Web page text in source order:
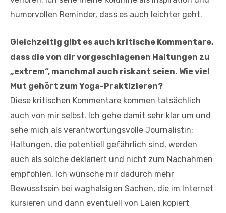
humorvollen Reminder, dass es auch leichter geht.
Gleichzeitig gibt es auch kritische Kommentare,
dass die von dir vorgeschlagenen Haltungen zu
„extrem“, manchmal auch riskant seien. Wie viel
Mut gehört zum Yoga-Praktizieren?
Diese kritischen Kommentare kommen tatsächlich
auch von mir selbst. Ich gehe damit sehr klar um und
sehe mich als verantwortungsvolle Journalistin:
Haltungen, die potentiell gefährlich sind, werden
auch als solche deklariert und nicht zum Nachahmen
empfohlen. Ich wünsche mir dadurch mehr
Bewusstsein bei waghalsigen Sachen, die im Internet
kursieren und dann eventuell von Laien kopiert